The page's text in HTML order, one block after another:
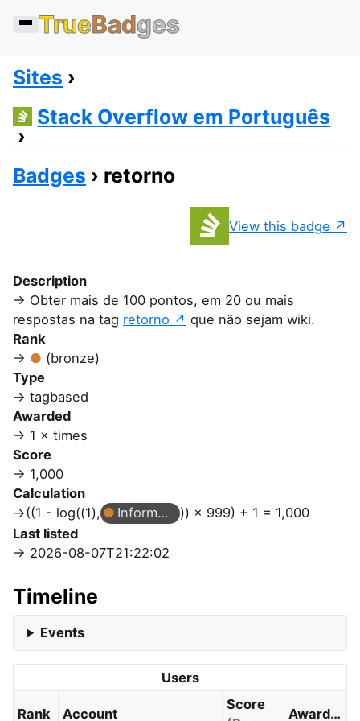
TrueBadges
Sites
Stack Overflow em Português
Badges retorno
View this badge
Description
Obter mais de 100 pontos, em 20 ou mais
respostas na tag retorno
que não sejam wiki.
Rank
(bronze)
Type
tagbased
Awarded
1 × times
Score
1,000
Calculation
((1 - log((1),
Informado
)) × 999) + 1 = 1,000
Last listed
2026-08-07T21:22:02
Timeline
Events
Users
Rank Account
Score
Awarded